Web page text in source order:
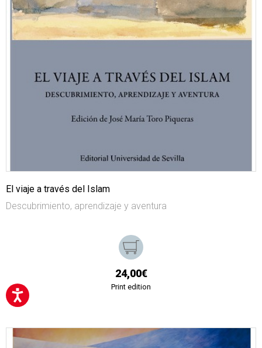
El viaje a través del Islam
Descubrimiento, aprendizaje y aventura
24,00€
Print edition